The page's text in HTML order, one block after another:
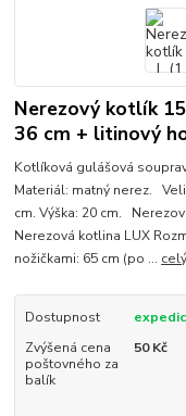
Nerezový kotlík
36 cm + litinový
Kotlíková gulášová
Materiál: matný nerez.
cm. Výška: 20 cm.
Nerezová kotlina LUX
nožičkami: 65 cm (po ...
Dostupnost
Zvýšená cena
poštovného za
balík
50 Kč